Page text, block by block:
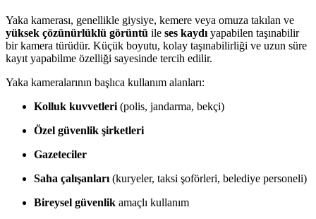
Yaka kamerası, genellikle giysiye, kemere veya omuza takılan ve
yüksek çözünürlüklü görüntü ile ses kaydı yapabilen taşınabilir
bir kamera türüdür. Küçük boyutu, kolay taşınabilirliği ve uzun süre
kayıt yapabilme özelliği sayesinde tercih edilir.
Yaka kameralarının başlıca kullanım alanları:
Kolluk kuvvetleri (polis, jandarma, bekçi)
Özel güvenlik şirketleri
Gazeteciler
Saha çalışanları (kuryeler, taksi şoförleri, belediye personeli)
Bireysel güvenlik amaçlı kullanım